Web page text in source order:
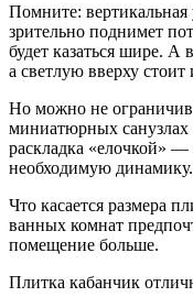
Помните:
зрительно поднимет
будет казаться шире. А
а светлую вверху стоит
Но можно не
миниатюрных санузлах
раскладка «елочкой»
необходимую динамику.
Что касается размера
ванных комнат
помещение больше.
Плитка кабанчик